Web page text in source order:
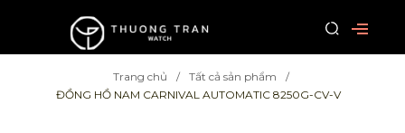
Trang chủ
Tất cả sản phẩm
ĐỒNG HỒ NAM CARNIVAL AUTOMATIC 8250G-CV-V